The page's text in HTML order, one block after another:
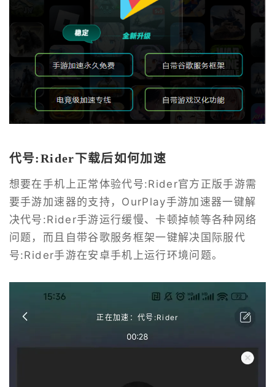
代号:Rider下载后如何加速
想要在手机上正常体验代号:Rider官方正版手游需
要手游加速器的支持，OurPlay手游加速器一键解
决代号:Rider手游运行缓慢、卡顿掉帧等各种网络
问题，而且自带谷歌服务框架一键解决国际服代
号:Rider手游在安卓手机上运行环境问题。
正在加速：代号:Rider